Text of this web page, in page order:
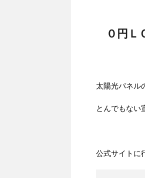
０円Ｌ
太陽光パネル
とんでもない
公式サイトに